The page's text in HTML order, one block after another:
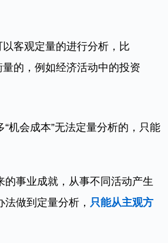
客观定量的进行分析，比
的，例如经济活动中的投资
机会成本”无法定量分析的，只能
的事业成就，从事不同活动产生
做到定量分析， 只能从主观方